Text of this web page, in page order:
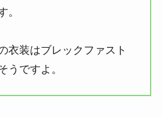
。
衣装はブレックファスト
うですよ。